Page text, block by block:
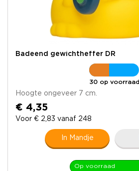
Badeend gewichtheffer DR
30 op voorraad
Hoogte ongeveer 7 cm.
€ 4,35
Voor € 2,83 vanaf 248
In Mandje
Op voorraad